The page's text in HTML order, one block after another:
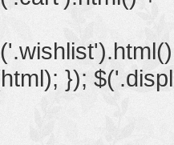
});